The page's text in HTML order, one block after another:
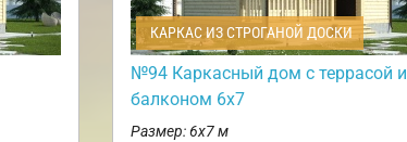
КАРКАС ИЗ СТРОГАНОЙ ДОСКИ
№94 Каркасный дом с террасой и
балконом 6х7
Размер: 6х7 м